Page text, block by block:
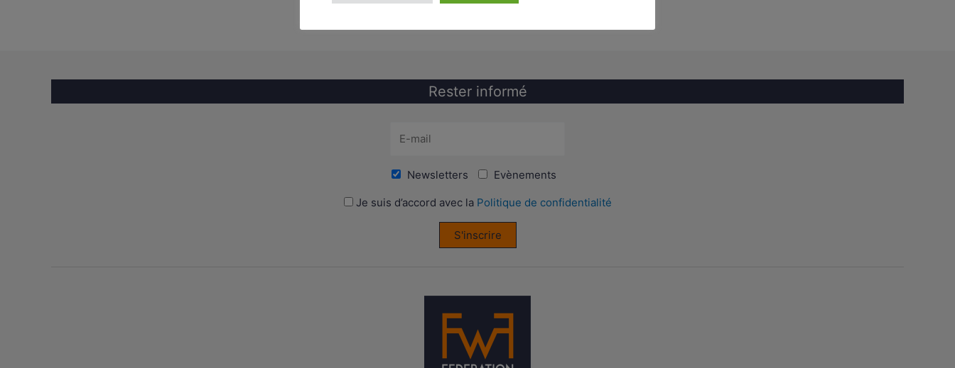
Rester informé
Newsletters Evènements
Je suis d’accord avec la Politique de confidentialité
S'inscrire